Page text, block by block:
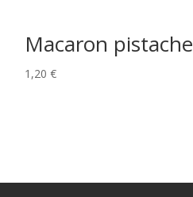
Macaron pistache
1,20 €